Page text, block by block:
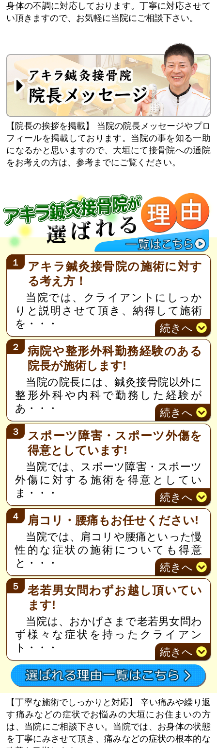
身体の不調に対応しております。丁寧に対応させて
い頂きますので、お気軽に当院にご相談下さい。
【院長の挨拶を掲載】
当院の院長メッセージやプロ
フィールを掲載しております。当院の事を知る一助
になるかと思いますので、大垣にて接骨院への通院
をお考えの方は、参考までにご覧ください。
１
アキラ鍼灸接骨院の施術に対す
る考え方！
当院では、クライアントにしっか
りと説明させて頂き、納得して施術
を ・・・ 続き へ
２
病院や整形外科勤務経験のある
院長が施術します!
当院の院長には、鍼灸接骨院以外に
整形外科や内科で勤務した経験が
あ ・・・ 続き へ
３
スポーツ障害・スポーツ外傷を
得意としています!
当院では、スポーツ障害・スポーツ
外傷に対する施術を得意としてい
ま ・・・ 続き へ
４ 肩コリ・腰痛もお任せください!
当院では、肩コリや腰痛といった慢
性的な症状の施術についても得意
と ・・・ 続き へ
５
老若男女問わずお越し頂いてい
ます!
当院は、おかげさまで老若男女問わ
ず様々な症状を持ったクライアン
ト ・・・ 続き へ
【丁寧な施術でしっかりと対応】
辛い痛みや繰り返
す痛みなどの症状でお悩みの大垣にお住まいの方
は、当院にご相談下さい。当院では、お身体の状態
を丁寧にみさせて頂き、痛みなどの症状の根本的な